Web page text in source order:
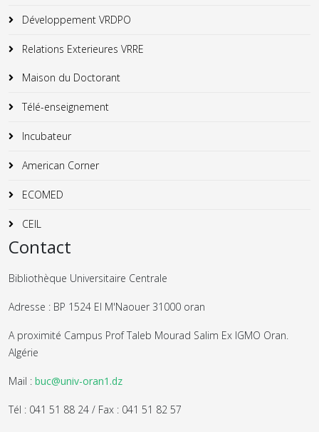
Développement VRDPO
Relations Exterieures VRRE
Maison du Doctorant
Télé-enseignement
Incubateur
American Corner
ECOMED
CEIL
Contact
Bibliothèque Universitaire Centrale
Adresse : BP 1524 El M'Naouer 31000 oran
A proximité Campus Prof Taleb Mourad Salim Ex IGMO Oran.
Algérie
Mail : buc@univ-oran1.dz
Tél : 041 51 88 24 / Fax : 041 51 82 57